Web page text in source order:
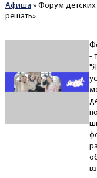
Вы здесь
Афиша» Форум детских
решать»
-